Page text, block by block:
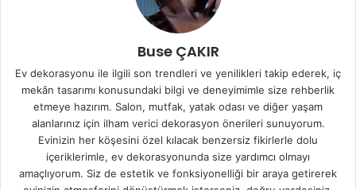
Buse ÇAKIR
Ev dekorasyonu ile ilgili son trendleri ve yenilikleri takip ederek, iç
mekân tasarımı konusundaki bilgi ve deneyimimle size rehberlik
etmeye hazırım. Salon, mutfak, yatak odası ve diğer yaşam
alanlarınız için ilham verici dekorasyon önerileri sunuyorum.
Evinizin her köşesini özel kılacak benzersiz fikirlerle dolu
içeriklerimle, ev dekorasyonunda size yardımcı olmayı
amaçlıyorum. Siz de estetik ve fonksiyonelliği bir araya getirerek